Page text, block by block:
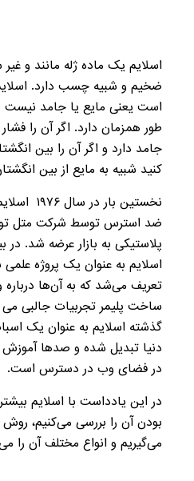
اسلایم یک ماده ژله مانند و
ضخیم و شبیه چسب دارد.
است یعنی مایع یا جامد
طور همزمان دارد. اگر آن را
جامد دارد و اگر آن را بین
کنید شبیه به مایع از بین
نخستین
ضد استرس توسط شرکت متل
پلاستیکی به بازار عرضه شد.
اسلایم به عنوان یک پروژه
تعریف می‌شد که به آن‌ها
ساخت پلیمر تجربیات جالبی
گذشته اسلایم‌ به عنوان یک
دنیا تبدیل شده و صدها
در فضای وب در دسترس است.
در این یادداست با اسلایم‌
بودن آن را بررسی می‌کنیم، روش
می‌گیریم و انواع مختلف آن را